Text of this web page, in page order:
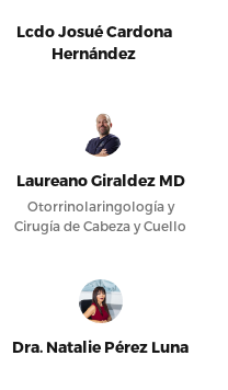
Lcdo Josué Cardona
Hernández
Laureano Giraldez MD
Otorrinolaringología y
Cirugía de Cabeza y Cuello
Dra. Natalie Pérez Luna